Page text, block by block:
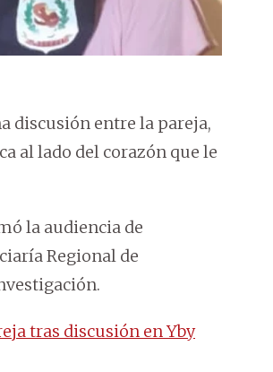
discusión entre la pareja,
al lado del corazón que le
la audiencia de
Regional de
tras discusión en Yby